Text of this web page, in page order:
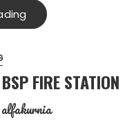
FIRE STATION
alfakurnia